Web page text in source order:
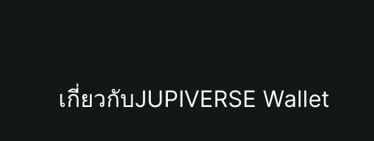
เกี่ยวกับJUPIVERSE Wallet